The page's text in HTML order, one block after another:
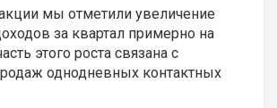
мы отметили увеличение
за квартал примерно на
этого роста связана с
однодневных контактных